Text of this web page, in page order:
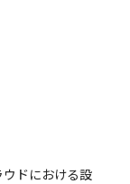
、セキュリティや
スメント）を実
化（Azure）
アーキテクチャ
ウドにおける設